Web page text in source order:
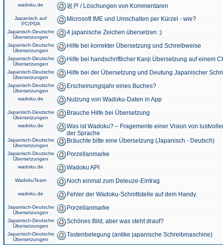
wadoku.de 岩戸 / Löschungen von Kommentaren
Japanisch auf
PC/PDA
Microsoft IME und Umschalten per Kürzel - wie?
Japanisch-Deutsche
Übersetzungen
4 japanische Zeichen übersetzen :)
Japanisch-Deutsche
Übersetzungen
Hilfe bei korrekter Übersetzung und Schreibweise
Japanisch-Deutsche
Übersetzungen
Hilfe bei handschriftlicher Kanji Übersetzung auf einem
Japanisch-Deutsche
Übersetzungen
Hilfe bei der Übersetzung und Deutung Japanischer
Japanisch-Deutsche
Übersetzungen
Erscheinungsjahr eines Buches?
wadoku.de Nutzung von Wadoku-Daten in App
Japanisch-Deutsche
Übersetzungen
Brauche Hilfe bei Übersetzung
wadoku.de
Was ist Wadoku? – Fragemente einer Vision von
der Sprache
Japanisch-Deutsche
Übersetzungen
Bräuchte bitte eine Übersetzung (Japanisch - Deutsch)
Japanisch-Deutsche
Übersetzungen
Porzellanmarke
wadoku.de Wadoku API
WadokuTeam Noch einmal zum Deleuze-Eintrag
wadoku.de Fehler der Wadoku-Schnittstelle auf dem Handy.
Japanisch-Deutsche
Übersetzungen
Porzellanmarke
Japanisch-Deutsche
Übersetzungen
Schönes Bild, aber was steht drauf?
Japanisch-Deutsche
Übersetzungen
Tastenbelegung (antike japanische Schreibmaschine)